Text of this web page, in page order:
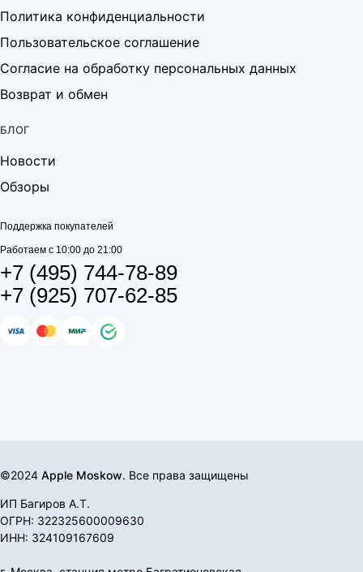
Политика конфиденциальности
Пользовательское соглашение
Согласие на обработку персональных данных
Возврат и обмен
БЛОГ
Новости
Обзоры
Поддержка покупателей
Работаем с 10:00 до 21:00
+7 (495) 744-78-89
+7 (925) 707-62-85
©2024 Apple Moskow. Все права защищены
ИП Багиров А.Т.
ОГРН: 322325600009630
ИНН: 324109167609